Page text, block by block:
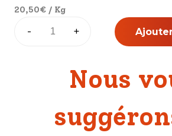
20,50€ / Kg
- +
Nous